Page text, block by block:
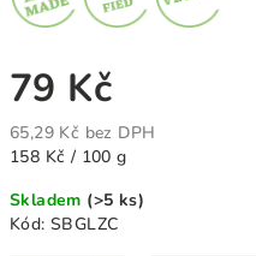
79 Kč
65,29 Kč bez DPH
Měrná
158 Kč / 100 g
Skladem (>5 ks)
Kód: SBGLZC